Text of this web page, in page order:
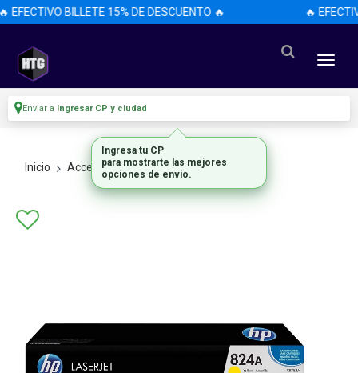
EFECTIVO BILLETE 15% DE DESCUENTO 🔥 🔥
Enviar a Ingresar CP y ciudad
Inicio Accesorios Accesorios
Ingresa tu CP
para mostrarte las mejores
opciones de envío.